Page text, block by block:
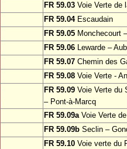
FR 59.03 Voie Verte de
FR 59.04Escaudain
FR 59.05 Monchecourt
FR 59.06 Lewarde –
FR 59.07 Chemin des
FR 59.08 Voie Verte -
FR 59.09 Voie Verte du
– Pont-à-Marcq
FR 59.09aVoie Verte
FR 59.09b Seclin –
FR 59.10 Voie verte du